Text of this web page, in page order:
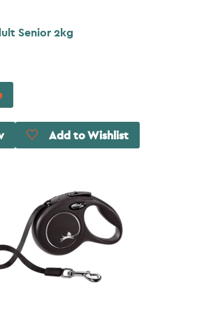
Senior 2kg
Add to Wishlist